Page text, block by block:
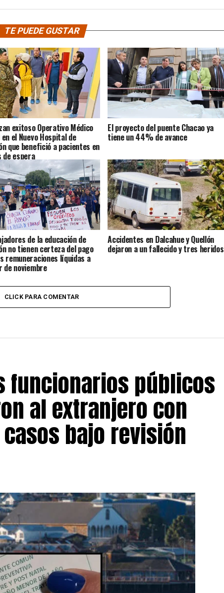
TE PUEDE GUSTAR
exitoso Operativo Médico
en el Nuevo Hospital de
que benefició a pacientes en
de espera
El proyecto del puente Chacao ya
tiene un 44% de avance
de la educación de
no tienen certeza del pago
remuneraciones líquidas a
de noviembre
Accidentes en Dalcahue y Quellón
dejaron a un fallecido y tres heridos
CLICK PARA COMENTAR
funcionarios públicos
al extranjero con
bajo revisión